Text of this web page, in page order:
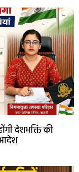
देशभक्ति की
आदेश